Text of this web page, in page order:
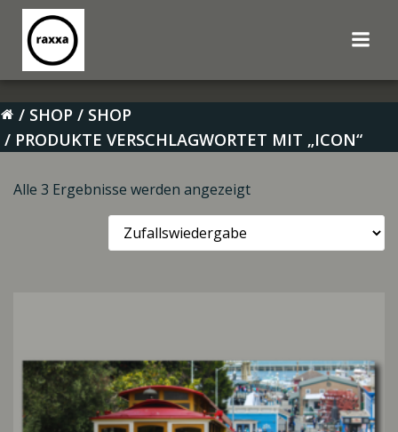
SHOP
SHOP
PRODUKTE VERSCHLAGWORTET MIT „ICON“
Alle 3 Ergebnisse werden angezeigt